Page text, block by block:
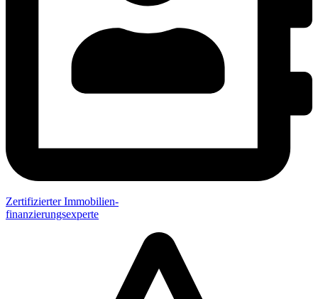
Zertifizierter Immobilien-
finanzierungsexperte